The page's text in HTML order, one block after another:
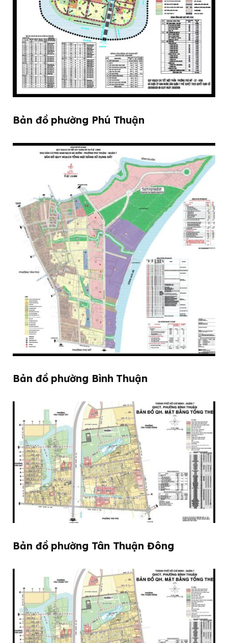
Bản đồ phường Phú Thuận
Bản đồ phường Bình Thuận
Bản đồ phường Tân Thuận Đông